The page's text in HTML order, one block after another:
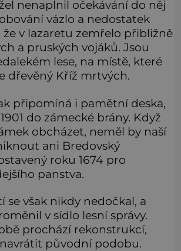
nenaplnil očekávání do něj
vázlo a nedostatek
že v lazaretu zemřelo přibližně
a pruských vojáků. Jsou
lese, na místě, které
dřevěný Kříž mrtvých.
připomíná i pamětní deska,
do zámecké brány. Když
obcházet, neměl by naší
ani Bredovský
roku 1674 pro
panstva.
se však nikdy nedočkal, a
v sídlo lesní správy.
prochází rekonstrukcí,
původní podobu.